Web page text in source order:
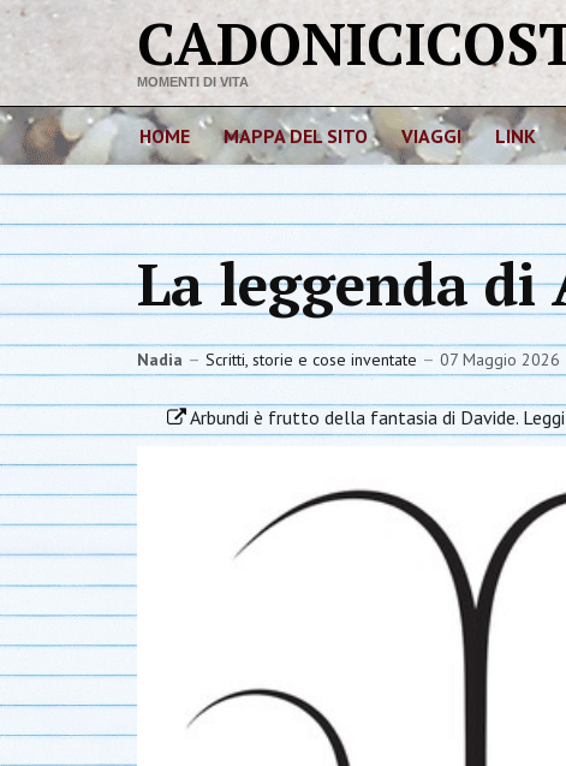
MOMENTI DI VITA
HOME MAPPA DEL SITO VIAGGI LINK
La leggenda di
Nadia Scritti, storie e cose inventate 07 Maggio 2026
Arbundi è frutto della fantasia di Davide.